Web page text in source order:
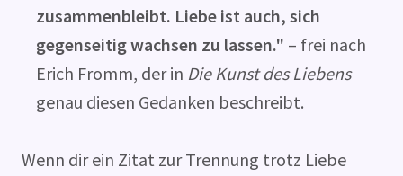
zusammenbleibt. Liebe ist auch, sich
gegenseitig wachsen zu lassen." – frei nach
Erich Fromm, der in Die Kunst des Liebens
genau diesen Gedanken beschreibt.
Wenn dir ein Zitat zur Trennung trotz Liebe